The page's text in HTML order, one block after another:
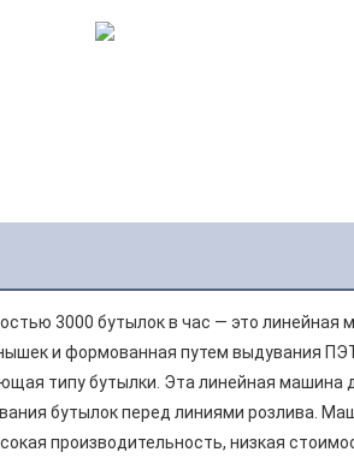
3000 бутылок в час — это линейная
и формованная путем выдувания
типу бутылки. Эта линейная
бутылок перед линиями розлива.
производительность, низкая